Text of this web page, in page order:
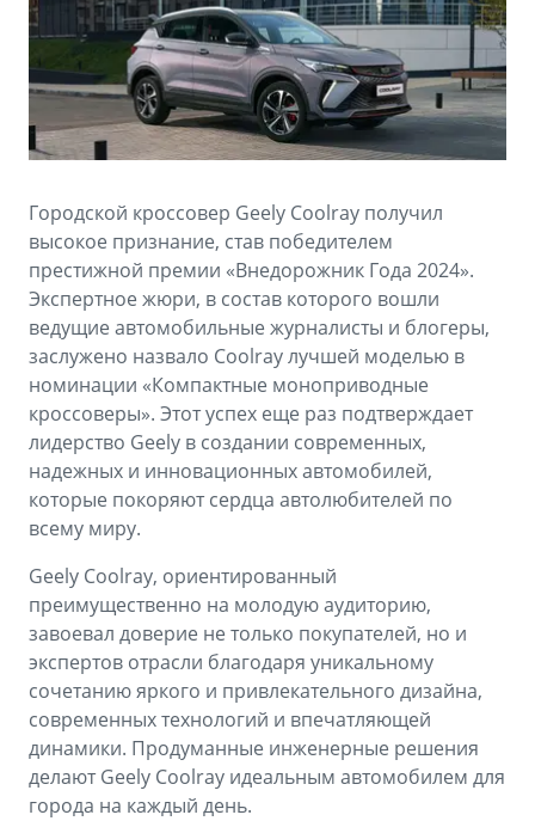
MONJARO
от 4 349 990 ₽*
PREFACE
от 3 079 990 ₽*
Аксессуары
ФИНАНСЫ И УСЛУГИ
Автокредит
Страхование
GEELY Лизинг
Советы по эксплуатации
Спецпредложения
ПОДДЕРЖКА
Гарантия Geely
Сервисная книжка
Вопросы и ответы
Городской кроссовер Geely Coolray получил
высокое признание, став победителем
престижной премии «Внедорожник Года 2024».
Экспертное жюри, в состав которого вошли
ведущие автомобильные журналисты и блогеры,
заслужено назвало Coolray лучшей моделью в
номинации «Компактные моноприводные
кроссоверы». Этот успех еще раз подтверждает
лидерство Geely в создании современных,
надежных и инновационных автомобилей,
которые покоряют сердца автолюбителей по
всему миру.
Geely Coolray, ориентированный
преимущественно на молодую аудиторию,
завоевал доверие не только покупателей, но и
экспертов отрасли благодаря уникальному
сочетанию яркого и привлекательного дизайна,
современных технологий и впечатляющей
динамики. Продуманные инженерные решения
делают Geely Coolray идеальным автомобилем для
города на каждый день.